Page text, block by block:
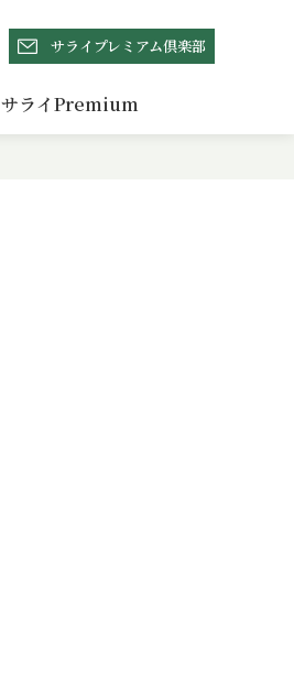
サライプレミアム倶楽部
サライPremium